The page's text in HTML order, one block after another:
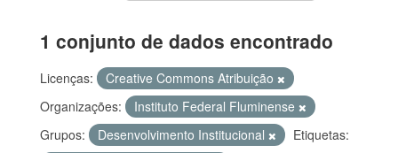
1 conjunto de dados encontrado
Licenças:
Creative Commons Atribuição
Organizações:
Instituto Federal Fluminense
Grupos:
Desenvolvimento Institucional
Etiquetas: